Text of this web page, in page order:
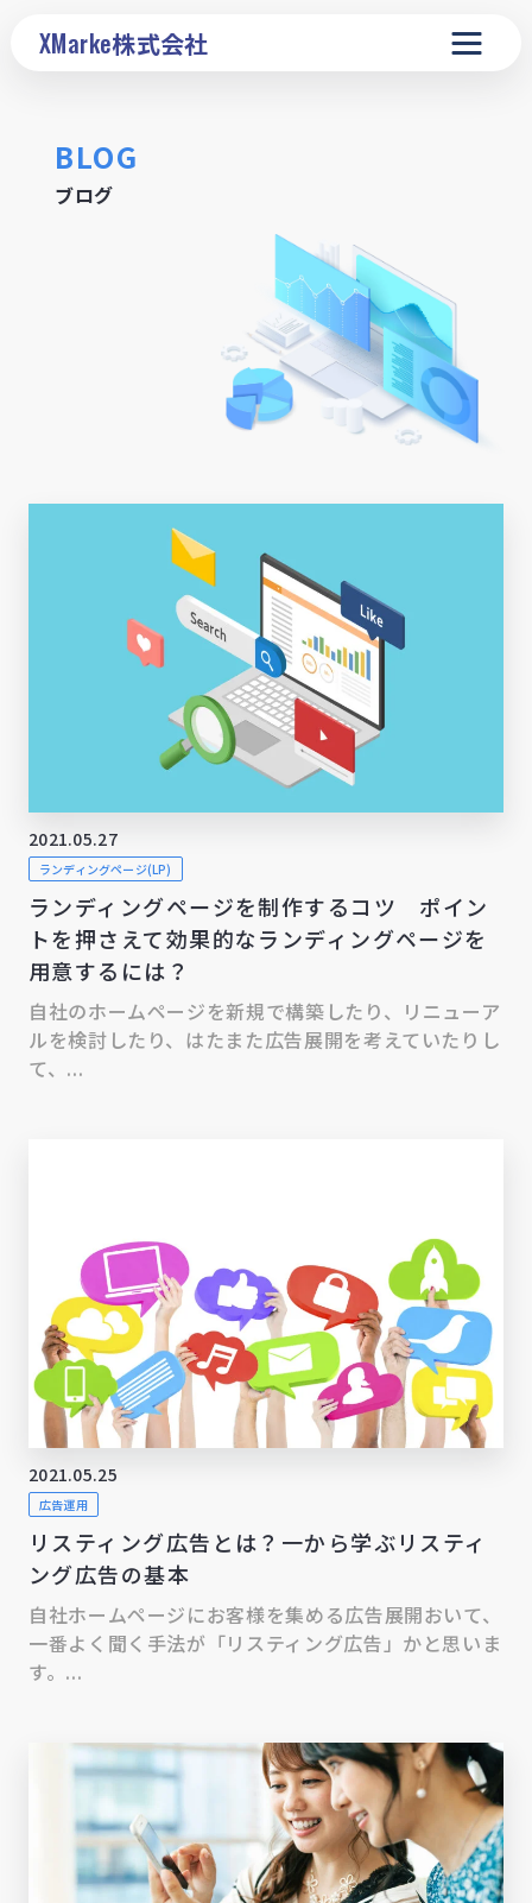
XMarke株式会社
BLOG
ブログ
2021.05.27
ランディングページ(LP)
ランディングページを制作するコツ ポイン
トを押さえて効果的なランディングページを
用意するには？
自社のホームページを新規で構築したり、リニューア
ルを検討したり、はたまた広告展開を考えていたりし
て、...
2021.05.25
広告運用
リスティング広告とは？一から学ぶリスティ
ング広告の基本
自社ホームページにお客様を集める広告展開おいて、
一番よく聞く手法が「リスティング広告」かと思いま
す。...